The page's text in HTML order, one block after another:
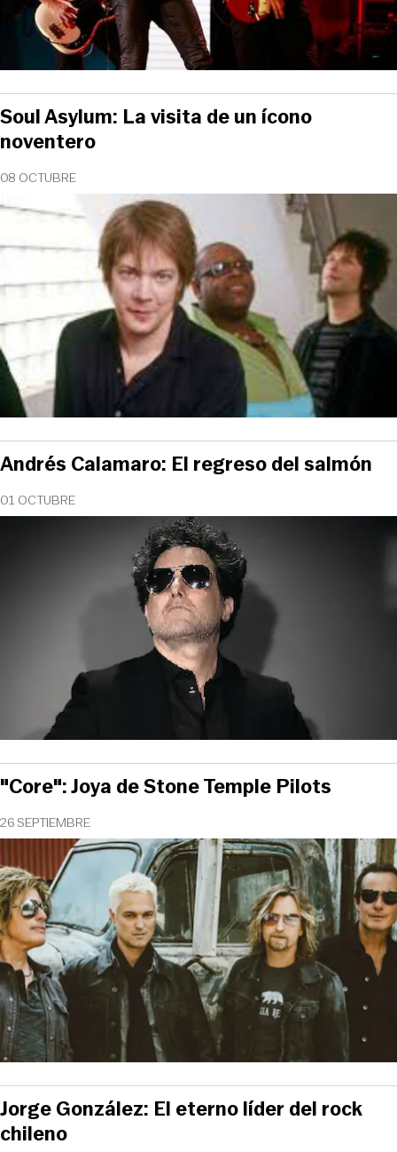
08 OCTUBRE
Soul Asylum: La visita de un ícono
noventero
01 OCTUBRE
Andrés Calamaro: El regreso del salmón
26 SEPTIEMBRE
"Core": Joya de Stone Temple Pilots
Jorge González: El eterno líder del rock
chileno